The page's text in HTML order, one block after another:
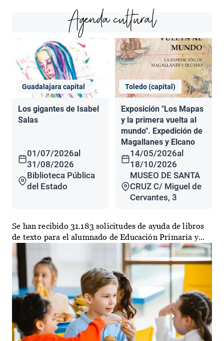
Agenda cultural
Guadalajara capital
Los gigantes de Isabel
Salas
01/07/2026al
31/08/2026
Biblioteca Pública
del Estado
Toledo (capital)
Exposición "Los Mapas
y la primera vuelta al
mundo". Expedición de
Magallanes y Elcano
14/05/2026al
18/10/2026
MUSEO DE SANTA
CRUZ C/ Miguel de
Cervantes, 3
Se han recibido 31.183 solicitudes de ayuda de libros
de texto para el alumnado de Educación Primaria y...